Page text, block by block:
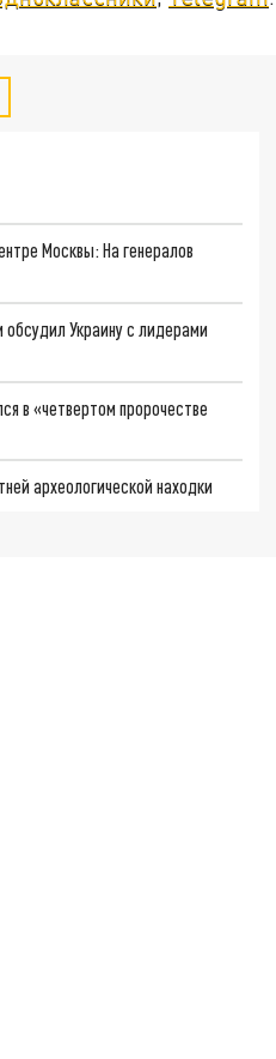
Москвы: На генералов
Украину с лидерами
в «четвертом пророчестве
археологической находки